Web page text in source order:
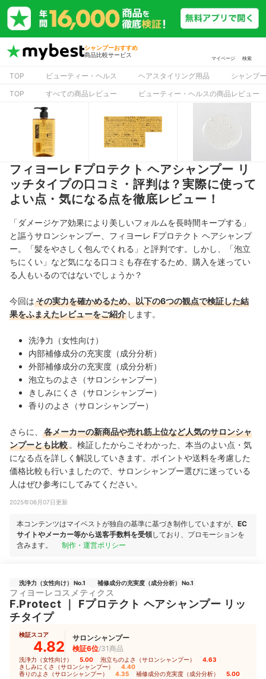
シャンプーおすすめ
商品比較サービス
マイページ 検索
TOP ビューティー・ヘルス ヘアスタイリング用品
シャンプー
TOP
すべての商品レビュー ビューティー・ヘルスの商品レビュー
フィヨーレ Fプロテクト ヘアシャンプー リ
ッチタイプの口コミ・評判は？実際に使って
よい点・気になる点を徹底レビュー！
「ダメージケア効果により美しいフォルムを長時間キープする」
と謳うサロンシャンプー、フィヨーレ Fプロテクト ヘアシャンプ
ー。「髪をやさしく包んでくれる」と評判です。しかし、「泡立
ちにくい」など気になる口コミも存在するため、購入を迷ってい
る人もいるのではないでしょうか？
今回はその実力を確かめるため、以下の6つの観点で検証した結
果をふまえたレビューをご紹介 します。
洗浄力（女性向け）
内部補修成分の充実度（成分分析）
外部補修成分の充実度（成分分析）
泡立ちのよさ（サロンシャンプー）
きしみにくさ（サロンシャンプー）
香りのよさ（サロンシャンプー）
さらに、
各メーカーの新商品や売れ筋上位など人気のサロンシャ
ンプーとも比較 。検証したからこそわかった、本当のよい点・気
になる点を詳しく解説していきます。ポイントや送料を考慮した
価格比較も行いましたので、サロンシャンプー選びに迷っている
人はぜひ参考にしてみてください。
2025年06月07日更新
本コンテンツはマイベストが独自の基準に基づき制作していますが、 EC
サイトやメーカー等から送客手数料を受領しており、プロモーションを
含みます。
制作・運営ポリシー
洗浄力（女性向け） No.1 補修成分の充実度（成分分析） No.1
フィヨーレコスメティクス
F.Protect
Fプロテクト ヘアシャンプー リッ
チタイプ
検証スコア
4.82
サロンシャンプー
検証6位/31商品
洗浄力（女性向け） 5.00 泡立ちのよさ（サロンシャンプー） 4.63
きしみにくさ（サロンシャンプー） 4.40
香りのよさ（サロンシャンプー） 4.35 補修成分の充実度（成分分析） 5.00